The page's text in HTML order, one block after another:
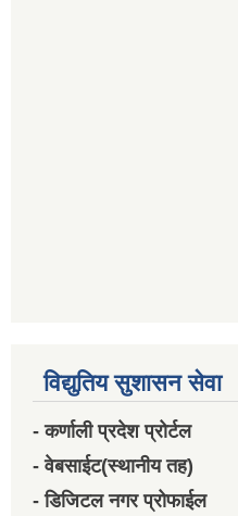
विद्युतिय सुशासन सेवा
- कर्णाली प्रदेश प्रोर्टल
- वेबसाईट(स्थानीय तह)
- डिजिटल नगर प्रोफाईल